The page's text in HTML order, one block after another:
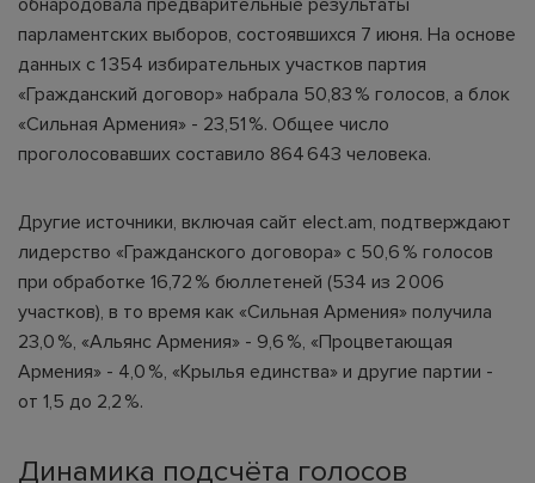
парламентских выборов, состоявшихся 7 июня. На основе
данных с 1 354 избирательных участков партия
«Гражданский договор» набрала 50,83 % голосов, а блок
«Сильная Армения» - 23,51 %. Общее число
проголосовавших составило 864 643 человека.
Другие источники, включая сайт elect.am, подтверждают
лидерство «Гражданского договора» с 50,6 % голосов
при обработке 16,72 % бюллетеней (534 из 2 006
участков), в то время как «Сильная Армения» получила
23,0 %, «Альянс Армения» - 9,6 %, «Процветающая
Армения» - 4,0 %, «Крылья единства» и другие партии -
от 1,5 до 2,2 %.
Динамика подсчёта голосов